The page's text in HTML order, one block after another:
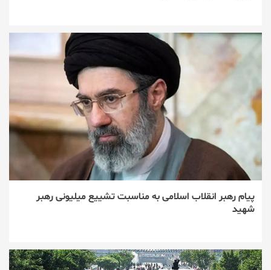
پیام رهبر انقلاب اسلامی به مناسبت تشییع میلیونی رهبر
شهید